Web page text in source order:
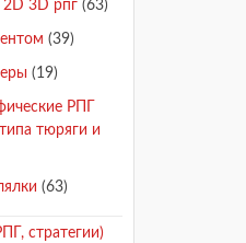
2D 3D рпг(63)
(39)
(19)
РПГ
тюряги и
(63)
стратегии)